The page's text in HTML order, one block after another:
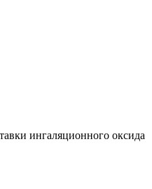
ингаляционного оксида